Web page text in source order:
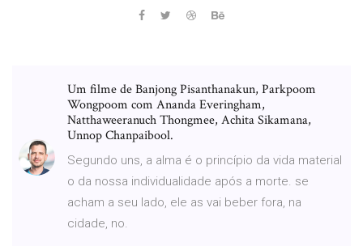
Um filme de Banjong Pisanthanakun, Parkpoom
Wongpoom com Ananda Everingham,
Natthaweeranuch Thongmee, Achita Sikamana,
Unnop Chanpaibool.
Segundo uns, a alma é o princípio da vida material
o da nossa individualidade após a morte. se
acham a seu lado, ele as vai beber fora, na
cidade, no.